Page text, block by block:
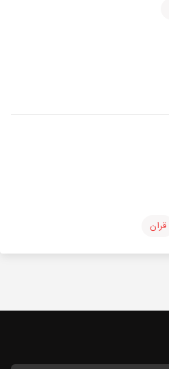
قران